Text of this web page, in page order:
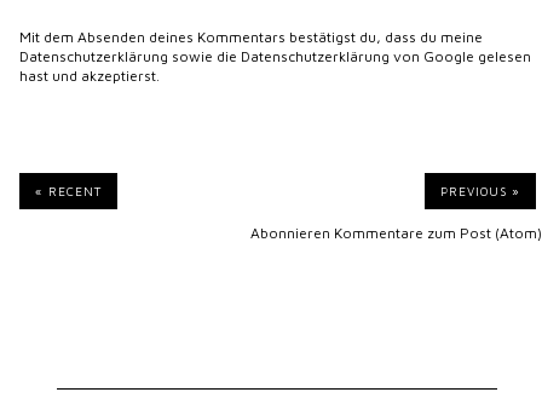
Mit dem Absenden deines Kommentars bestätigst du, dass du meine
Datenschutzerklärung sowie die Datenschutzerklärung von Google gelesen
hast und akzeptierst.
« RECENT PREVIOUS »
Abonnieren Kommentare zum Post (Atom)